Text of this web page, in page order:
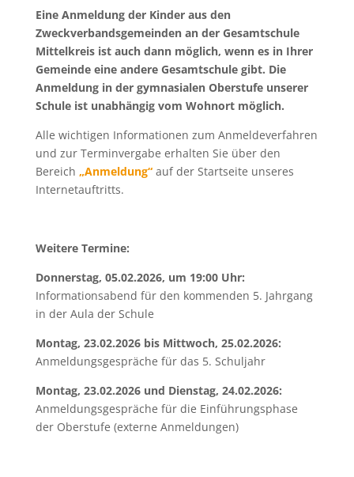
Eine Anmeldung der Kinder aus den
Zweckverbandsgemeinden an der Gesamtschule
Mittelkreis ist auch dann möglich, wenn es in Ihrer
Gemeinde eine andere Gesamtschule gibt. Die
Anmeldung in der gymnasialen Oberstufe unserer
Schule ist unabhängig vom Wohnort möglich.
Alle wichtigen Informationen zum Anmeldeverfahren
und zur Terminvergabe erhalten Sie über den
Bereich „Anmeldung“auf der Startseite unseres
Internetauftritts.
Weitere Termine:
Donnerstag, 05.02.2026, um 19:00 Uhr:
Informationsabend für den kommenden 5. Jahrgang
in der Aula der Schule
Montag, 23.02.2026 bis Mittwoch, 25.02.2026:
Anmeldungsgespräche für das 5. Schuljahr
Montag, 23.02.2026 und Dienstag, 24.02.2026:
Anmeldungsgespräche für die Einführungsphase
der Oberstufe (externe Anmeldungen)